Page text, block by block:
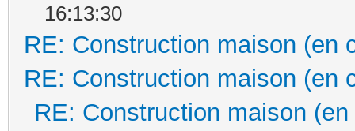
16:13:30
RE: Construction maison (en
RE: Construction maison (en
RE: Construction maison